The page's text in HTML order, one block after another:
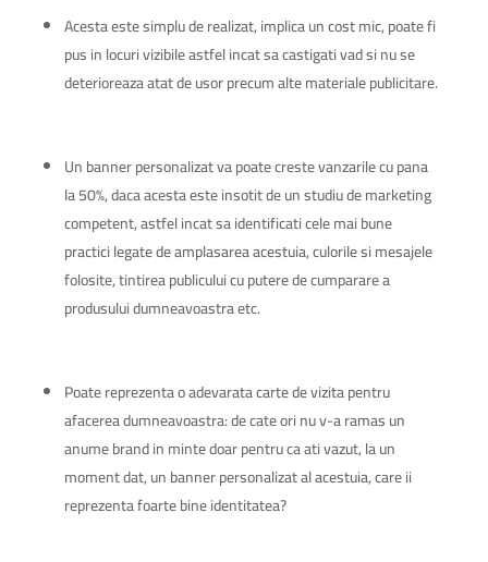
Acesta este simplu de realizat, implica un cost mic, poate fi
pus in locuri vizibile astfel incat sa castigati vad si nu se
deterioreaza atat de usor precum alte materiale publicitare.
Un banner personalizat va poate creste vanzarile cu pana
la 50%, daca acesta este insotit de un studiu de marketing
competent, astfel incat sa identificati cele mai bune
practici legate de amplasarea acestuia, culorile si mesajele
folosite, tintirea publicului cu putere de cumparare a
produsului dumneavoastra etc.
Poate reprezenta o adevarata carte de vizita pentru
afacerea dumneavoastra: de cate ori nu v-a ramas un
anume brand in minte doar pentru ca ati vazut, la un
moment dat, un banner personalizat al acestuia, care ii
reprezenta foarte bine identitatea?